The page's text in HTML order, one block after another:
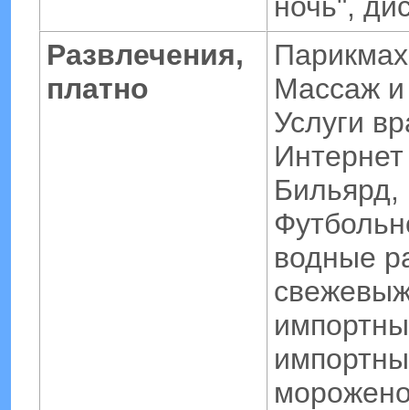
Развлечения,
платно
Массаж и
Услуги
Бильярд,
водные